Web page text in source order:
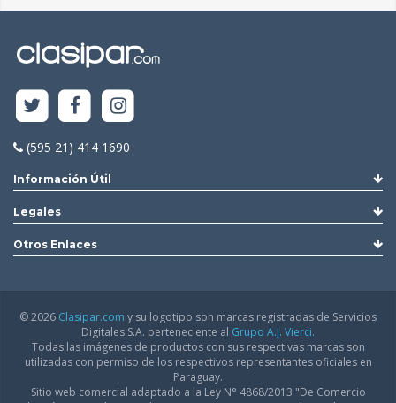
(595 21) 414 1690
Información Útil
Legales
Otros Enlaces
© 2026 Clasipar.com y su logotipo son marcas registradas de Servicios
Digitales S.A. perteneciente al Grupo A.J. Vierci.
Todas las imágenes de productos con sus respectivas marcas son
utilizadas con permiso de los respectivos representantes oficiales en
Paraguay.
Sitio web comercial adaptado a la Ley N° 4868/2013 "De Comercio